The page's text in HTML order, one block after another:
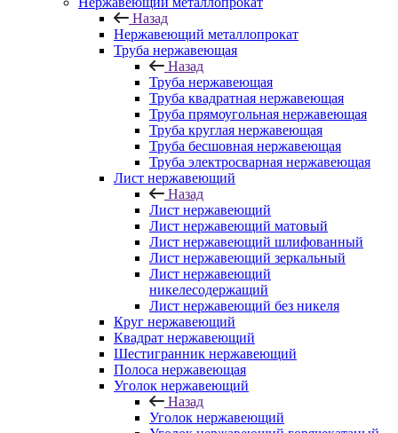
Назад
Нержавеющий металлопрокат
Труба нержавеющая
Назад
Труба нержавеющая
Труба квадратная нержавеющая
Труба прямоугольная нержавеющая
Труба круглая нержавеющая
Труба бесшовная нержавеющая
Труба электросварная нержавеющая
Лист нержавеющий
Назад
Лист нержавеющий
Лист нержавеющий матовый
Лист нержавеющий шлифованный
Лист нержавеющий зеркальный
Лист нержавеющий
никелесодержащий
Лист нержавеющий без никеля
Круг нержавеющий
Квадрат нержавеющий
Шестигранник нержавеющий
Полоса нержавеющая
Уголок нержавеющий
Назад
Уголок нержавеющий